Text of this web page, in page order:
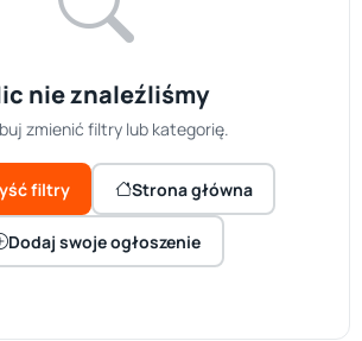
nie znaleźliśmy
zmienić filtry lub kategorię.
filtry Strona główna
Dodaj swoje ogłoszenie